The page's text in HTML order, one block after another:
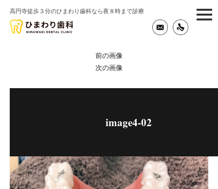
高円寺徒歩３分のひまわり歯科なら夜８時まで診療
前の画像
次の画像
image4-02